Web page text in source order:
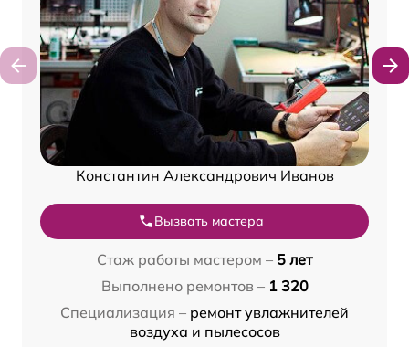
Константин Александрович Иванов
Вызвать мастера
Стаж работы мастером – 5 лет
Выполнено ремонтов – 1 320
Специализация – ремонт увлажнителей
воздуха и пылесосов